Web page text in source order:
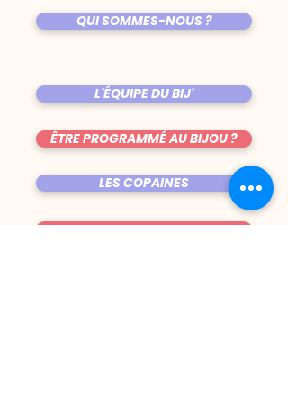
QUI SOMMES-NOUS ?
L'ÉQUIPE DU BIJ'
ÊTRE PROGRAMMÉ AU BIJOU ?
LES COPAINES
VENIR AU BIJOU